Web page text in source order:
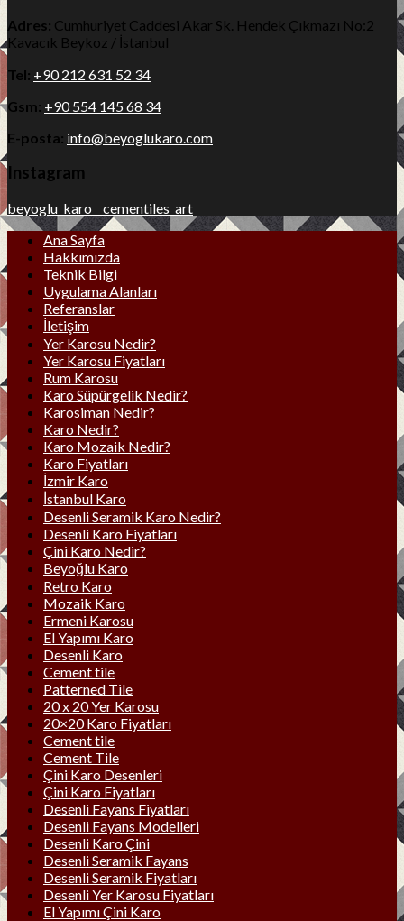
Adres: Cumhuriyet Caddesi Akar Sk. Hendek Çıkmazı No:2
Kavacık Beykoz / İstanbul
Tel: +90 212 631 52 34
Gsm: +90 554 145 68 34
E-posta: info@beyoglukaro.com
Instagram
beyoglu_karo__cementiles_art
Ana Sayfa
Hakkımızda
Teknik Bilgi
Uygulama Alanları
Referanslar
İletişim
Yer Karosu Nedir?
Yer Karosu Fiyatları
Rum Karosu
Karo Süpürgelik Nedir?
Karosiman Nedir?
Karo Nedir?
Karo Mozaik Nedir?
Karo Fiyatları
İzmir Karo
İstanbul Karo
Desenli Seramik Karo Nedir?
Desenli Karo Fiyatları
Çini Karo Nedir?
Beyoğlu Karo
Retro Karo
Mozaik Karo
Ermeni Karosu
El Yapımı Karo
Desenli Karo
Cement tile
Patterned Tile
20 x 20 Yer Karosu
20×20 Karo Fiyatları
Cement tile
Cement Tile
Çini Karo Desenleri
Çini Karo Fiyatları
Desenli Fayans Fiyatları
Desenli Fayans Modelleri
Desenli Karo Çini
Desenli Seramik Fayans
Desenli Seramik Fiyatları
Desenli Yer Karosu Fiyatları
El Yapımı Çini Karo